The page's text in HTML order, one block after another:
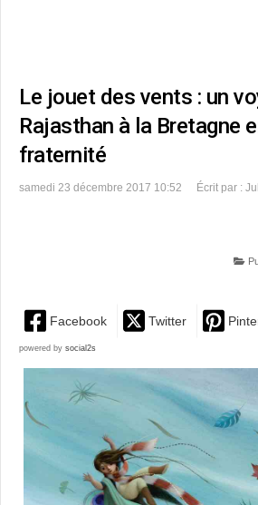
Le jouet des vents : un
Rajasthan à la Bretagne
fraternité
samedi 23 décembre 2017 10:52 Écrit par :
Facebook Twitter
powered by social2s